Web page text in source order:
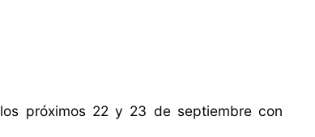
próximos 22 y 23 de septiembre con